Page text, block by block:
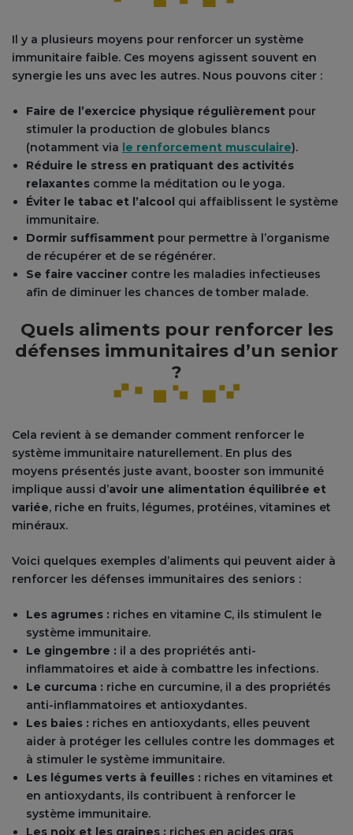
Il y a plusieurs moyens pour renforcer un système
immunitaire faible. Ces moyens agissent souvent en
synergie les uns avec les autres. Nous pouvons citer :
Faire de l’exercice physique régulièrement pour
stimuler la production de globules blancs
(notamment via le renforcement musculaire).
Réduire le stress en pratiquant des activités
relaxantes comme la méditation ou le yoga.
Éviter le tabac et l’alcool qui affaiblissent le système
immunitaire.
Dormir suffisamment pour permettre à l’organisme
de récupérer et de se régénérer.
Se faire vacciner contre les maladies infectieuses
afin de diminuer les chances de tomber malade.
Quels aliments pour renforcer les
défenses immunitaires d’un senior
?
Cela revient à se demander comment renforcer le
système immunitaire naturellement. En plus des
moyens présentés juste avant, booster son immunité
implique aussi d’avoir une alimentation équilibrée et
variée, riche en fruits, légumes, protéines, vitamines et
minéraux.
Voici quelques exemples d’aliments qui peuvent aider à
renforcer les défenses immunitaires des seniors :
Les agrumes : riches en vitamine C, ils stimulent le
système immunitaire.
Le gingembre : il a des propriétés anti-
inflammatoires et aide à combattre les infections.
Le curcuma : riche en curcumine, il a des propriétés
anti-inflammatoires et antioxydantes.
Les baies : riches en antioxydants, elles peuvent
aider à protéger les cellules contre les dommages et
à stimuler le système immunitaire.
Les légumes verts à feuilles : riches en vitamines et
en antioxydants, ils contribuent à renforcer le
système immunitaire.
Les noix et les graines : riches en acides gras